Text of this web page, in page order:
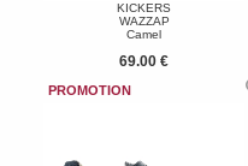
KICKERS
WAZZAP
Camel
69.00 €